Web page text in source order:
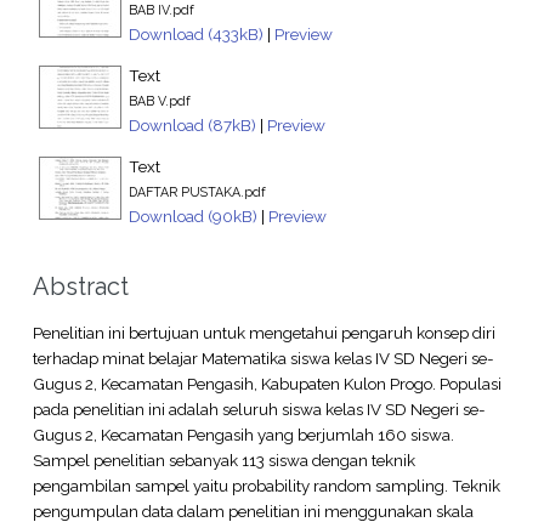
BAB IV.pdf
Download (433kB) | Preview
Text
BAB V.pdf
Download (87kB) | Preview
Text
DAFTAR PUSTAKA.pdf
Download (90kB) | Preview
Abstract
Penelitian ini bertujuan untuk mengetahui pengaruh konsep diri
terhadap minat belajar Matematika siswa kelas IV SD Negeri se-
Gugus 2, Kecamatan Pengasih, Kabupaten Kulon Progo. Populasi
pada penelitian ini adalah seluruh siswa kelas IV SD Negeri se-
Gugus 2, Kecamatan Pengasih yang berjumlah 160 siswa.
Sampel penelitian sebanyak 113 siswa dengan teknik
pengambilan sampel yaitu probability random sampling. Teknik
pengumpulan data dalam penelitian ini menggunakan skala